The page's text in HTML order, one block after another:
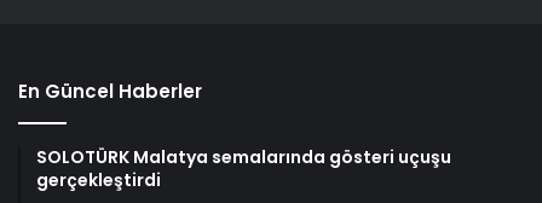
En Güncel Haberler
SOLOTÜRK Malatya semalarında gösteri uçuşu
gerçekleştirdi